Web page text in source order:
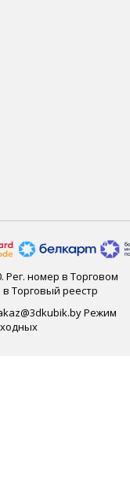
Рег. номер в Торговом
в Торговый реестр
Режим